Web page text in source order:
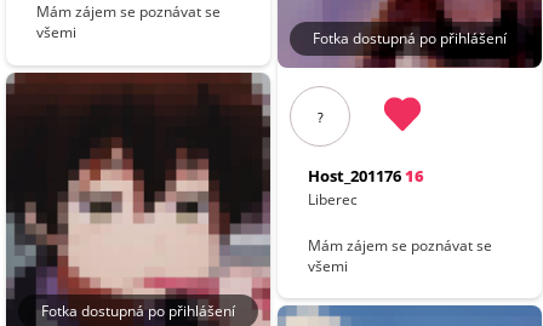
Mám zájem se poznávat se
všemi
Fotka dostupná po přihlášení
Fotka dostupná po přihlášení
?
Host_20117616
Liberec
Mám zájem se poznávat se
všemi